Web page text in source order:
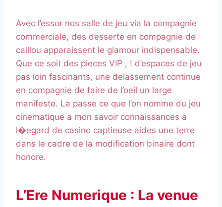
Avec l’essor nos salle de jeu via la compagnie
commerciale, des desserte en compagnie de
caillou apparaissent le glamour indispensable.
Que ce soit des pieces VIP , ! d’espaces de jeu
pas loin fascinants, une delassement continue
en compagnie de faire de l’oeil un large
manifeste. La passe ce que l’on nomme du jeu
cinematique a mon savoir connaissances a
l�egard de casino captieuse aides une terre
dans le cadre de la modification binaire dont
honore.
L’Ere Numerique : La venue